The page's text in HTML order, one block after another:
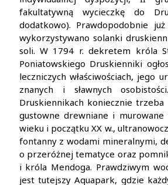
fakultatywną wycieczkę do
dodatkowo). Prawdopodobnie
wykorzystywano solanki
soli. W 1794 r. dekretem króla
Poniatowskiego Druskienniki
leczniczych właściwościach, jego
znanych i sławnych
Druskiennikach koniecznie trzeba
gustowne drewniane i
wieku i początku XX w.,
fontanny z wodami mineralnymi,
o przeróżnej tematyce oraz
i króla Mendoga. Prawdziwym
jest tutejszy Aquapark, gdzie